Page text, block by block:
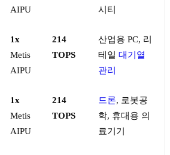
AIPU
시티
1x
Metis
AIPU
214
TOPS
산업용 PC, 리
테일 대기열
관리
1x
Metis
AIPU
214
TOPS
드론, 로봇공
학, 휴대용 의
료기기